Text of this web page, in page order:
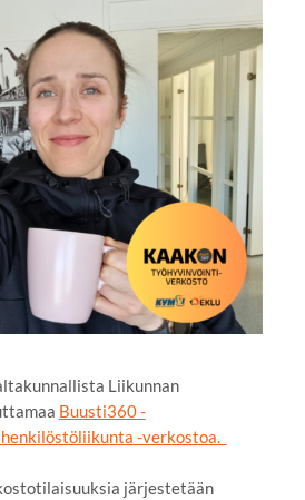
Liikunnan
Buusti360 -
-verkostoa.
järjestetään